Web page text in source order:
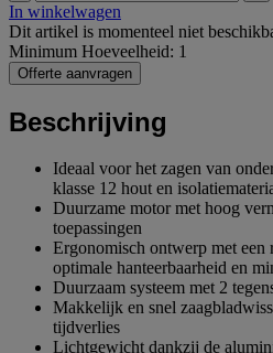
In winkelwagen
Dit artikel is momenteel niet
Minimum Hoeveelheid: 1
Offerte aanvragen
Beschrijving
Ideaal voor het zagen van
klasse 12 hout en
Duurzame motor met hoog
toepassingen
Ergonomisch ontwerp met een
optimale hanteerbaarheid en
Duurzaam systeem met 2
Makkelijk en snel
tijdverlies
Lichtgewicht dankzij de